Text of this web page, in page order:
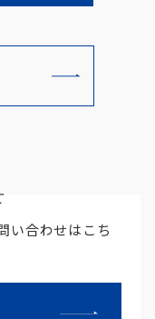
い合わせはこち